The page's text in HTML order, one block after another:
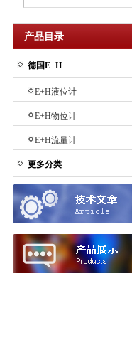
产品目录
德国E+H
E+H液位计
E+H物位计
E+H流量计
更多分类